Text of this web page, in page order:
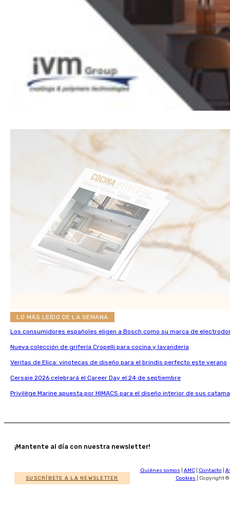
LO MÁS LEÍDO DE LA SEMANA
Los consumidores españoles eligen a Bosch como su marca de
Nueva colección de grifería Cropelli para cocina y lavandería
Veritas de Elica: vinotecas de diseño para el brindis perfecto este verano
Cersaie 2026 celebrará el Career Day el 24 de septiembre
Privilège Marine apuesta por HIMACS para el diseño interior de sus
¡Mantente al día con nuestra newsletter!
SUSCRÍBETE A LA NEWSLETTER
Quiénes somos AMC| Contacto
Cookies | Copyright